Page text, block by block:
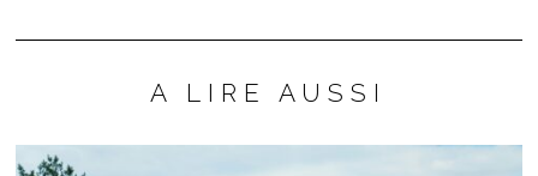
A LIRE AUSSI